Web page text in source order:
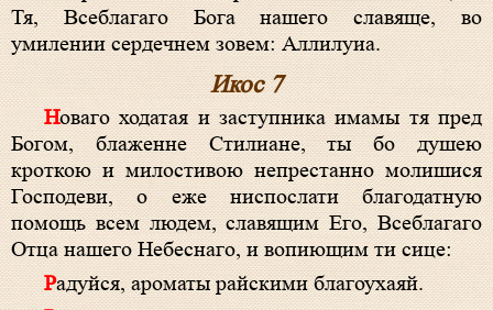
Тя, Всеблагаго Бога нашего славяще, во
умилении сердечнем зовем: Аллилуиа.
Икос 7
Новаго ходатая и заступника имамы тя пред
Богом, блаженне Стилиане, ты бо душею
кроткою и милостивою непрестанно молишися
Господеви, о еже ниспослати благодатную
помощь всем людем, славящим Его, Всеблагаго
Отца нашего Небеснаго, и вопиющим ти сице:
Радуйся, ароматы райскими благоухаяй.